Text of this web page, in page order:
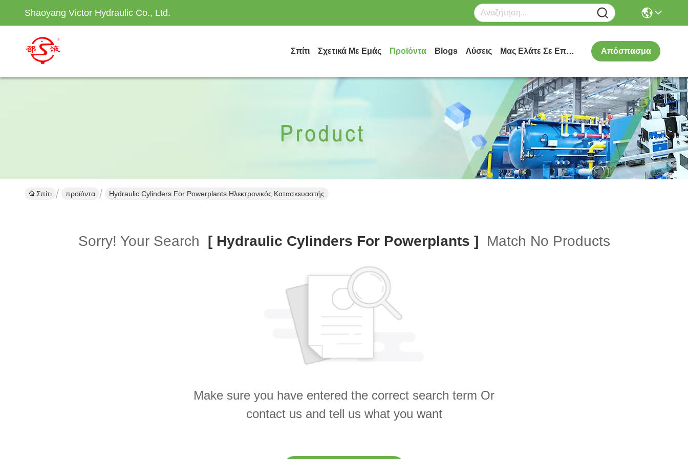
Shaoyang Victor Hydraulic Co., Ltd.
Σπίτι Σχετικά Με Εμάς Προϊόντα Blogs Λύσεις Μας Ελάτε Σε Επαφή Με Απόσπασμα
Σπίτι προϊόντα Hydraulic Cylinders For Powerplants Ηλεκτρονικός Κατασκευαστής
Sorry! Your Search [ Hydraulic Cylinders For Powerplants ] Match No Products
Make sure you have entered the correct search term Or
contact us and tell us what you want